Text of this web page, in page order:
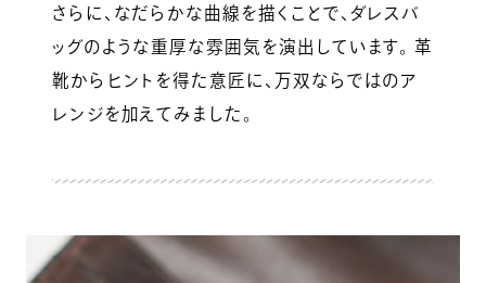
さらに、なだらかな曲線を描くことで、ダレスバ
ッグのような重厚な雰囲気を演出しています。 革
靴からヒントを得た意匠に、万双ならではのア
レンジを加えてみました。